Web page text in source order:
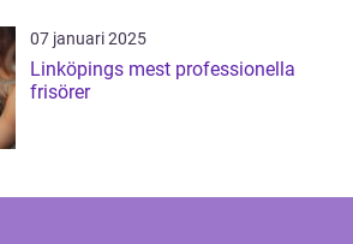
07 januari 2025
Linköpings mest professionella
frisörer